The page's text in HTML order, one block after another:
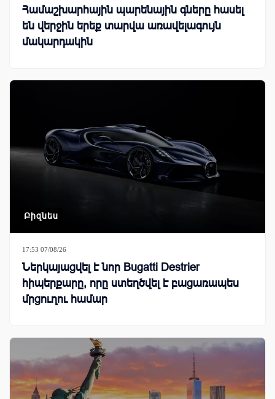
Համաշխարհային պարենային գները հասել
են վերջին երեք տարվա առավելագույն
մակարդակին
Բիզնես
17:53 07/08/26
Ներկայացվել է նոր Bugatti Destrier
հիպերքարը, որը ստեղծվել է բացառապես
մրցուղու համար